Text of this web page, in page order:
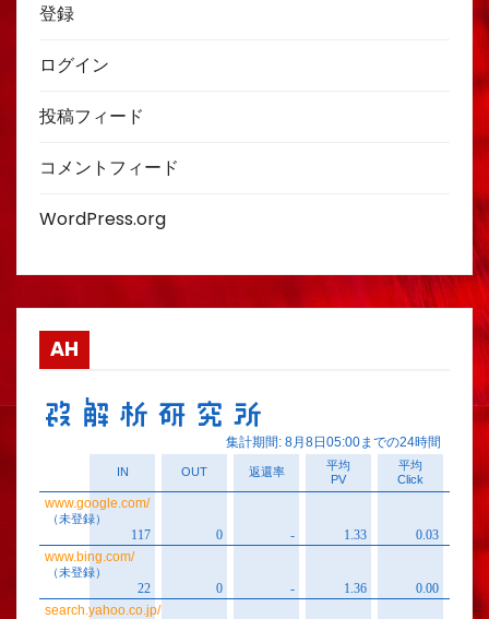
登録
ログイン
投稿フィード
コメントフィード
WordPress.org
AH